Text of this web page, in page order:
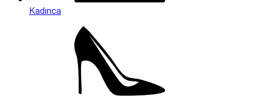
Kadınca